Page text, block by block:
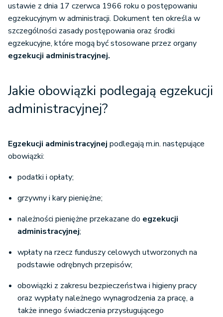
ustawie z dnia 17 czerwca 1966 roku o postępowaniu
egzekucyjnym w administracji. Dokument ten określa w
szczególności zasady postępowania oraz środki
egzekucyjne, które mogą być stosowane przez organy
egzekucji administracyjnej.
Jakie obowiązki podlegają egzekucji
administracyjnej?
Egzekucji administracyjnej podlegają m.in. następujące
obowiązki:
podatki i opłaty;
grzywny i kary pieniężne;
należności pieniężne przekazane do egzekucji
administracyjnej;
wpłaty na rzecz funduszy celowych utworzonych na
podstawie odrębnych przepisów;
obowiązki z zakresu bezpieczeństwa i higieny pracy
oraz wypłaty należnego wynagrodzenia za pracę, a
także innego świadczenia przysługującego